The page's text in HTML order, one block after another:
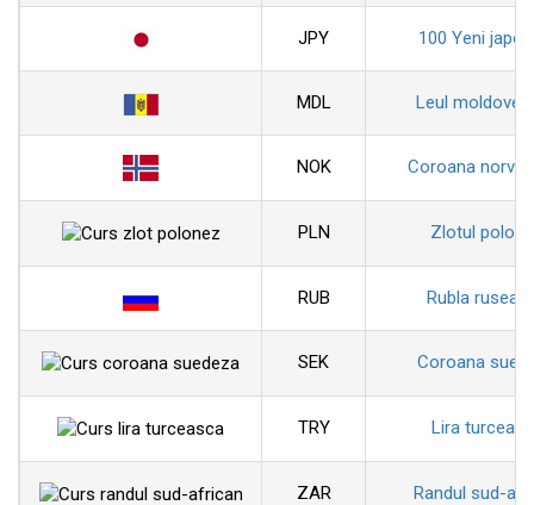
JPY 100 Yeni
MDL Leul
NOK Coroana
PLN Zlotul
RUB Rubla
SEK Coroana
TRY Lira
ZAR Randul sud-